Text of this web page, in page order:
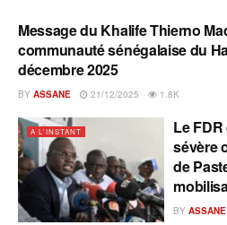
A L'INSTANT
Message du Khalife Thierno
communauté sénégalaise du
décembre 2025
BY ASSANE 21/12/2025 1.8K
A L'INSTANT
Le
sévère
de
BY ASSANE